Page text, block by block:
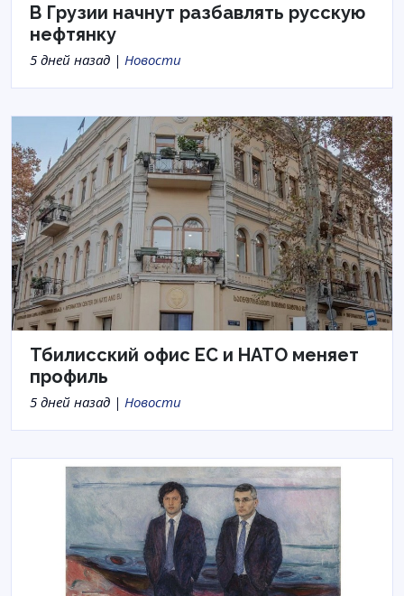
В Грузии начнут разбавлять русскую
нефтянку
5 дней назад | Новости
Тбилисский офис ЕС и НАТО меняет
профиль
5 дней назад | Новости